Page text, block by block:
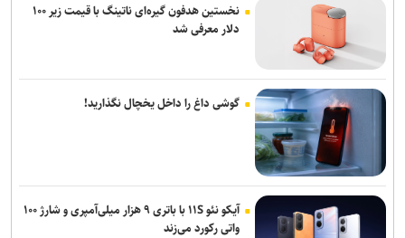
نخستین هدفون گیره‌ای ناتینگ با قیمت زیر ۱۰۰
دلار معرفی شد
گوشی داغ را داخل یخچال نگذارید!
آیکو نئو ۱۱S با باتری ۹ هزار میلی‌آمپری و شارژ ۱۰۰
واتی رکورد می‌زند